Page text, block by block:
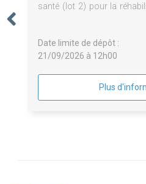
santé (lot 2) pour la
Date limite de dépôt :
21/09/2026 à 12h00
Plus